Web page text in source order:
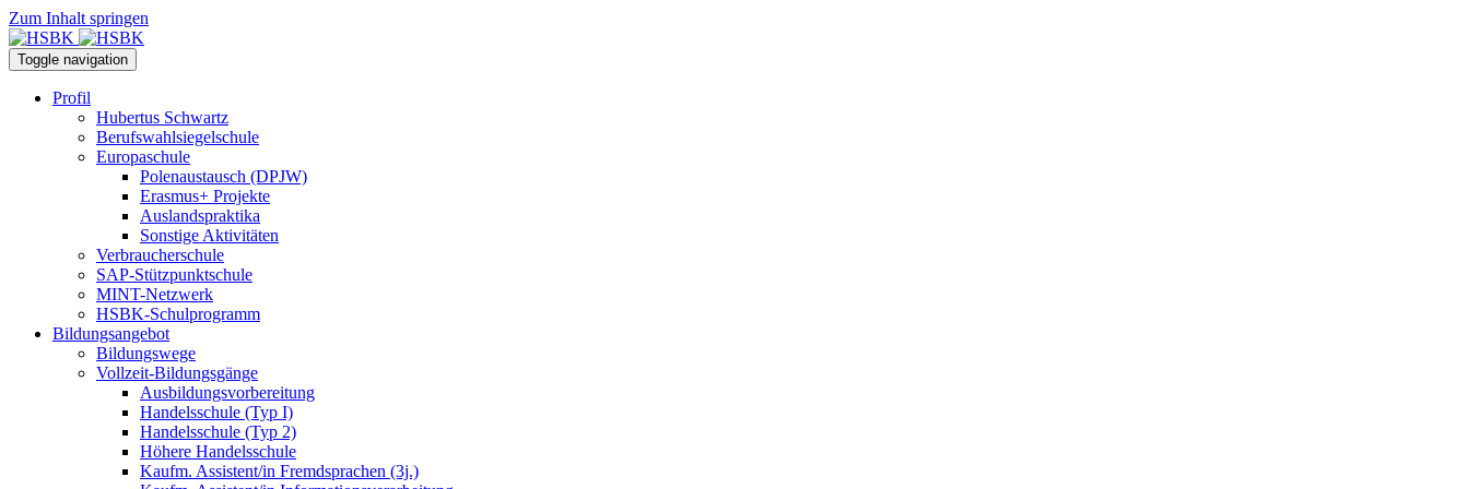
Zum Inhalt springen
Toggle navigation
Profil
Hubertus Schwartz
Berufswahlsiegelschule
Europaschule
Polenaustausch (DPJW)
Erasmus+ Projekte
Auslandspraktika
Sonstige Aktivitäten
Verbraucherschule
SAP-Stützpunktschule
MINT-Netzwerk
HSBK-Schulprogramm
Bildungsangebot
Bildungswege
Vollzeit-Bildungsgänge
Ausbildungsvorbereitung
Handelsschule (Typ I)
Handelsschule (Typ 2)
Höhere Handelsschule
Kaufm. Assistent/in­ Fremdsprachen (3j.)